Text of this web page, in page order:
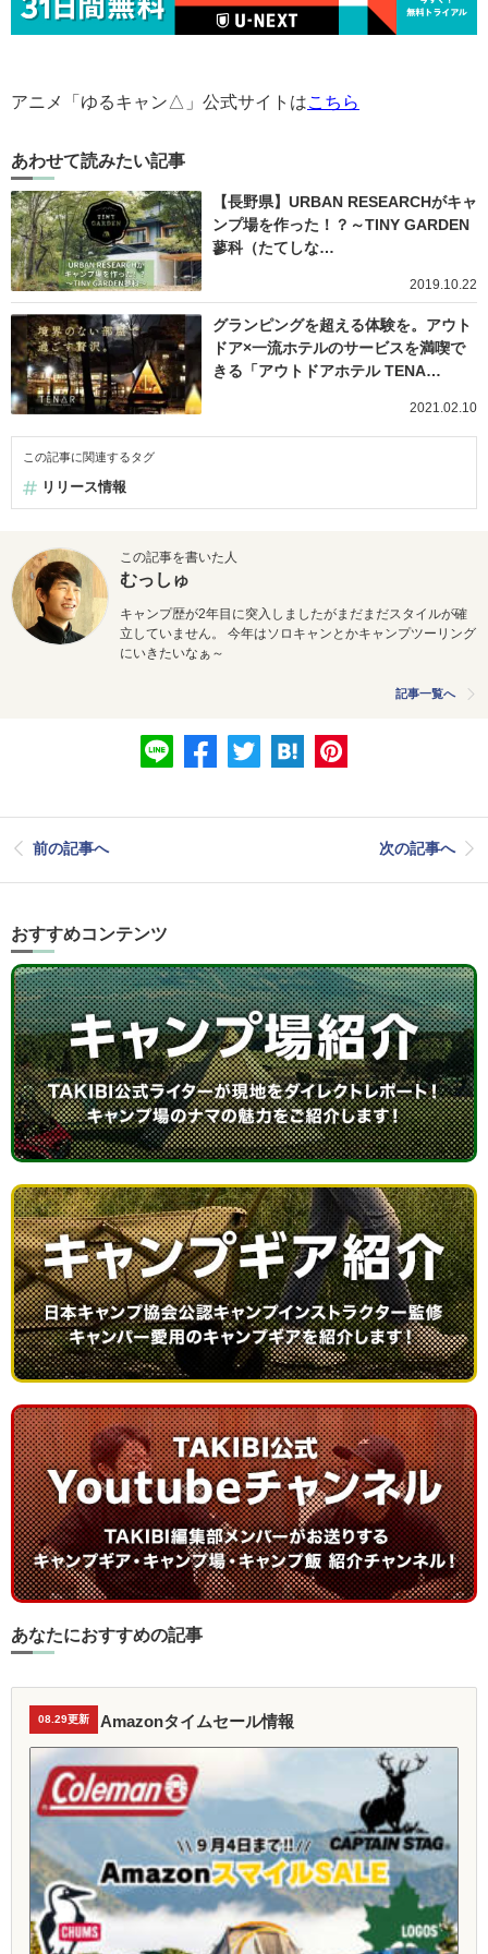
アニメ「ゆるキャン△」公式サイトはこちら
あわせて読みたい記事
【長野県】URBAN RESEARCHがキャ
ンプ場を作った！？～TINY GARDEN
蓼科（たてしな…
2019.10.22
グランピングを超える体験を。アウト
ドア×一流ホテルのサービスを満喫で
きる「アウトドアホテル TENA…
2021.02.10
この記事に関連するタグ
リリース情報
この記事を書いた人
むっしゅ
キャンプ歴が2年目に突入しましたがまだまだスタイルが確
立していません。 今年はソロキャンとかキャンプツーリング
にいきたいなぁ～
記事一覧へ
前の記事へ 次の記事へ
おすすめコンテンツ
あなたにおすすめの記事
08.29更新 Amazonタイムセール情報